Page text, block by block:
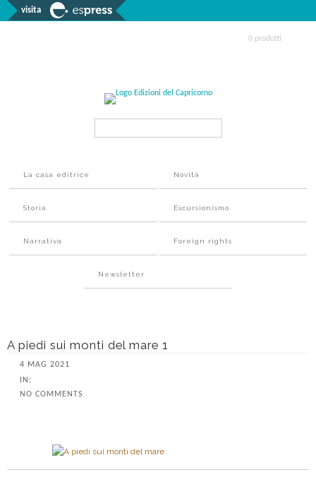
visita
0 prodotti
La casa editrice Novità
Storia Escursionismo
Narrativa Foreign rights
Newsletter
A piedi sui monti del mare 1
4 MAG 2021
IN:
NO COMMENTS